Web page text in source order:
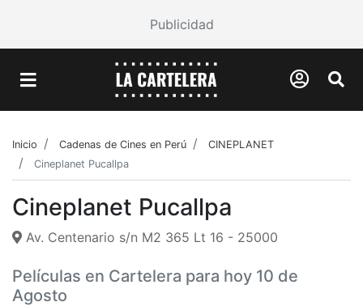
Publicidad
Inicio Cadenas de Cines en Perú
CINEPLANET
Cineplanet Pucallpa
Cineplanet Pucallpa
Av. Centenario s/n M2 365 Lt 16 - 25000
Películas en Cartelera para hoy 10 de
Agosto